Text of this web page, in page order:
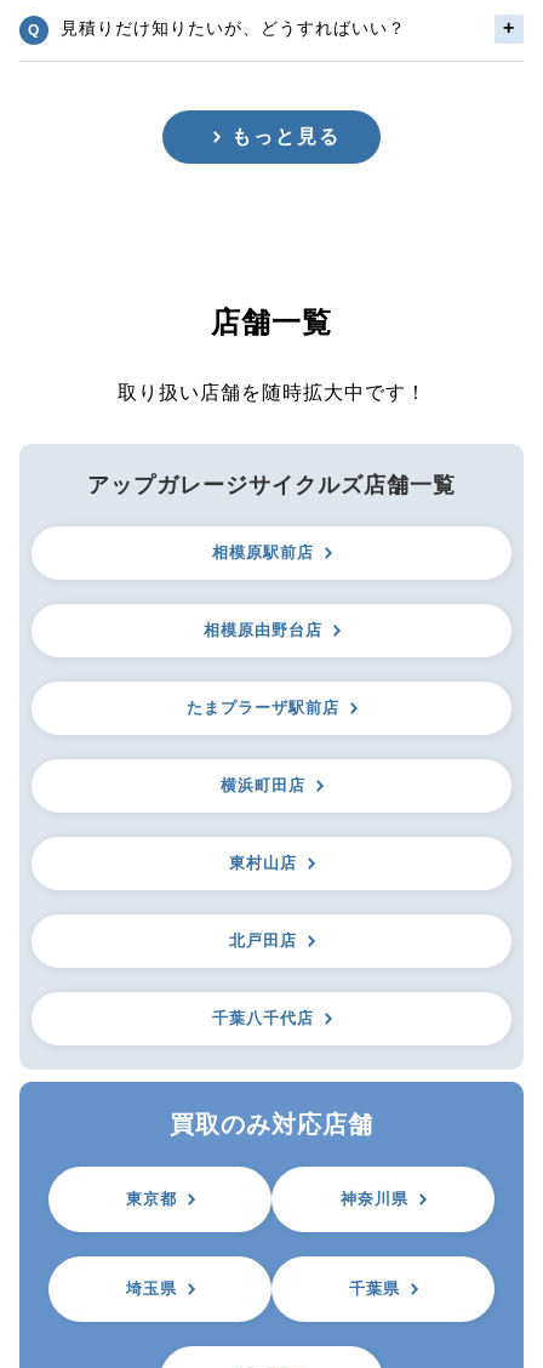
見積りだけ知りたいが、どうすればいい？
もっと見る
店舗一覧
取り扱い店舗を随時拡大中です！
アップガレージサイクルズ店舗一覧
相模原駅前店
相模原由野台店
たまプラーザ駅前店
横浜町田店
東村山店
北戸田店
千葉八千代店
買取のみ対応店舗
東京都 神奈川県
埼玉県 千葉県